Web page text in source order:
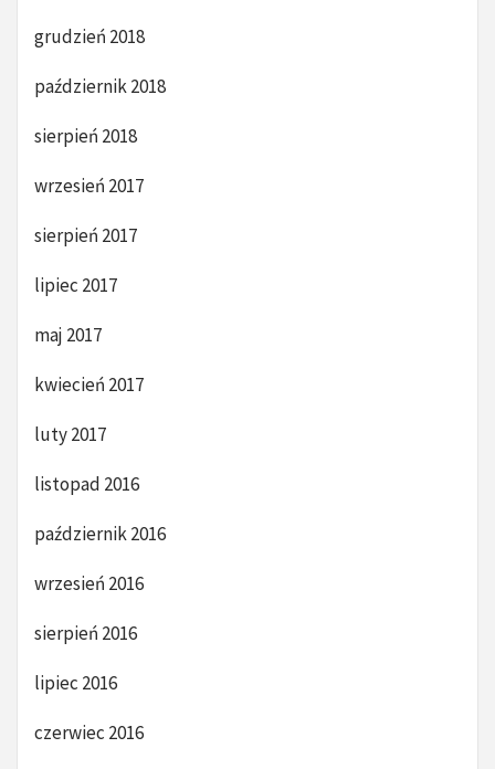
grudzień 2018
październik 2018
sierpień 2018
wrzesień 2017
sierpień 2017
lipiec 2017
maj 2017
kwiecień 2017
luty 2017
listopad 2016
październik 2016
wrzesień 2016
sierpień 2016
lipiec 2016
czerwiec 2016